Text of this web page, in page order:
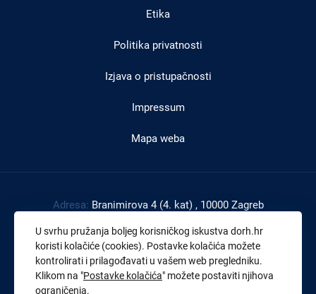
Etika
Politika privatnosti
Izjava o pristupačnosti
Impressum
Mapa weba
Adresa: Branimirova 4 (4. kat) , 10000 Zagreb
Tel: +385 1 4591 888
Faks:+385 1 4591 816
OIB:43539267895
U svrhu pružanja boljeg korisničkog iskustva dorh.hr
koristi kolačiće (cookies). Postavke kolačića možete
kontrolirati i prilagođavati u vašem web pregledniku.
Klikom na "Postavke kolačića" možete postaviti njihova
ograničenja.